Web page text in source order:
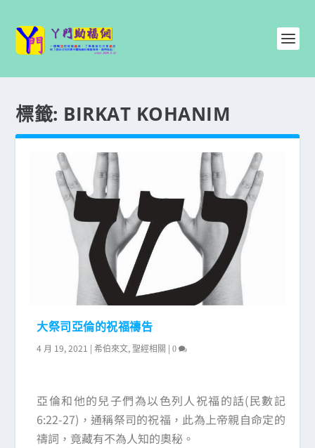
標籤: BIRKAT KOHANIM
大祭司亞倫的祝福禱告
4 月 19, 2021 |希伯來文,聖經相關 |0
亞倫和他的兒子們為以色列人祝福的話(民數記
6:22-27)，通稱祭司的祝福，此為上帝親自命定的
禱詞，竟藏有不為人知的奧秘。